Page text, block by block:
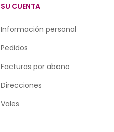
SU CUENTA
Información personal
Pedidos
Facturas por abono
Direcciones
Vales